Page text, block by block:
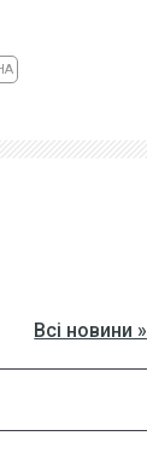
Всі новини »